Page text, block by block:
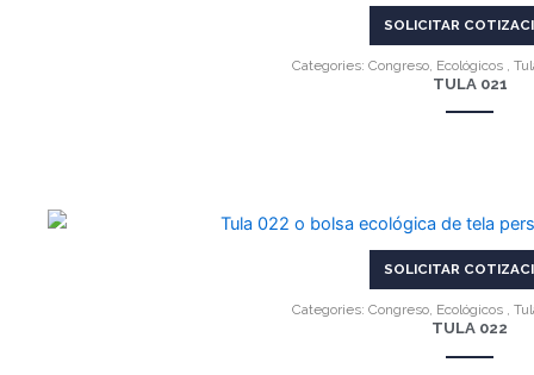
SOLICITAR
Categories: Congreso Ecológicos
TULA 021
VER MÁS
SOLICITAR
Categories: Congreso, Ecológicos ,
TULA 022